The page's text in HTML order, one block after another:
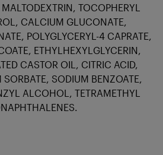
TOCOPHERYL
CALCIUM GLUCONATE,
POLYGLYCERYL-4 CAPRATE,
ETHYLHEXYLGLYCERIN,
CASTOR OIL, CITRIC ACID,
SORBATE, SODIUM BENZOATE,
ALCOHOL, TETRAMETHYL